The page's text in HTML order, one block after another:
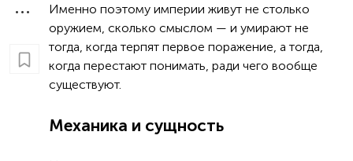
Именно поэтому империи живут не столько
оружием, сколько смыслом — и умирают не
тогда, когда терпят первое поражение, а тогда,
когда перестают понимать, ради чего вообще
существуют.
Механика и сущность